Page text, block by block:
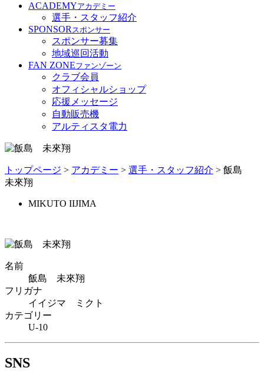
ACADEMYアカデミー
選手・スタッフ紹介
SPONSOR スポンサー
スポンサー募集
地域巡回活動
FAN ZONEファンゾーン
クラブ会員
オフィシャルショップ
応援メッセージ
自動販売機
アルティスタ電力
トップページ > アカデミー > 選手・スタッフ紹介 > 飯島
未來翔
MIKUTO IIJIMA
名前
飯島 未來翔
フリガナ
イイジマ ミクト
カテゴリー
U-10
SNS